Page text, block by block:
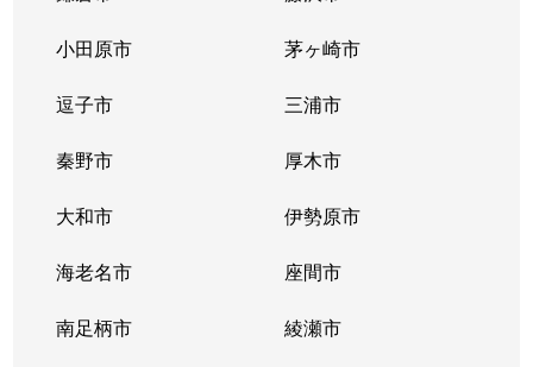
小田原市 茅ヶ崎市
逗子市 三浦市
秦野市 厚木市
大和市 伊勢原市
海老名市 座間市
南足柄市 綾瀬市